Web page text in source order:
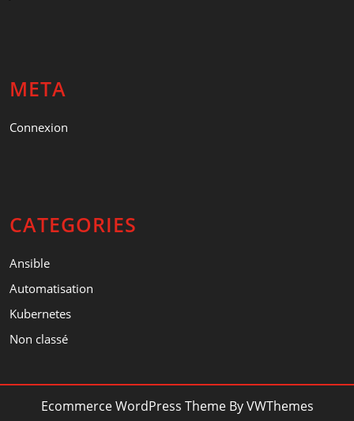
META
Connexion
CATEGORIES
Ansible
Automatisation
Kubernetes
Non classé
Ecommerce WordPress ThemeBy VWThemes